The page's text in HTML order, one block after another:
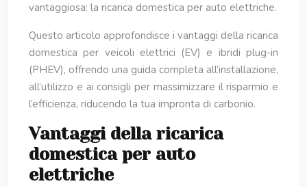
vantaggiosa: la ricarica domestica per auto elettriche.
Questo articolo approfondisce i vantaggi della ricarica
domestica per veicoli elettrici (EV) e ibridi plug-in
(PHEV), offrendo una guida completa all’installazione,
all’utilizzo e ai consigli per massimizzare il risparmio e
l’efficienza, riducendo la tua impronta di carbonio.
Vantaggi della ricarica
domestica per auto
elettriche